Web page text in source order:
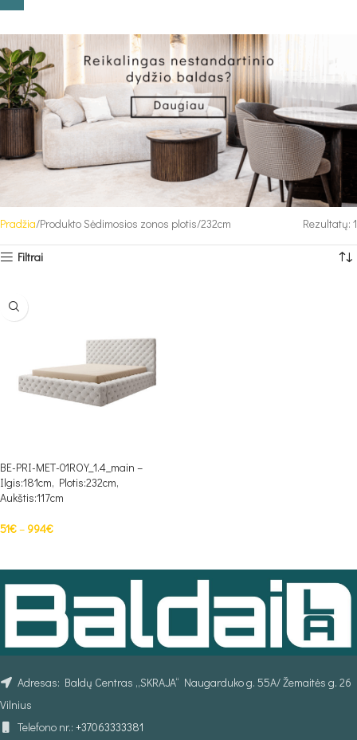
Pradžia Produkto Sėdimosios zonos plotis 232cm Rezultatų: 1
Filtrai
BE-PRI-MET-01ROY_1.4_main –
Ilgis:181cm, Plotis:232cm,
Aukštis:117cm
51€– 994€
Adresas: Baldų Centras „SKRAJA“ Naugarduko g. 55A/ Žemaitės g. 26
Vilnius
Telefono nr.: +37063333381